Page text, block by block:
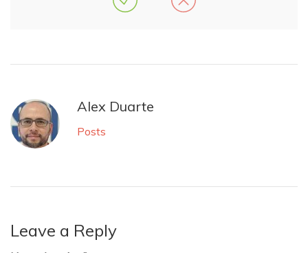
Alex Duarte
Posts
Leave a Reply